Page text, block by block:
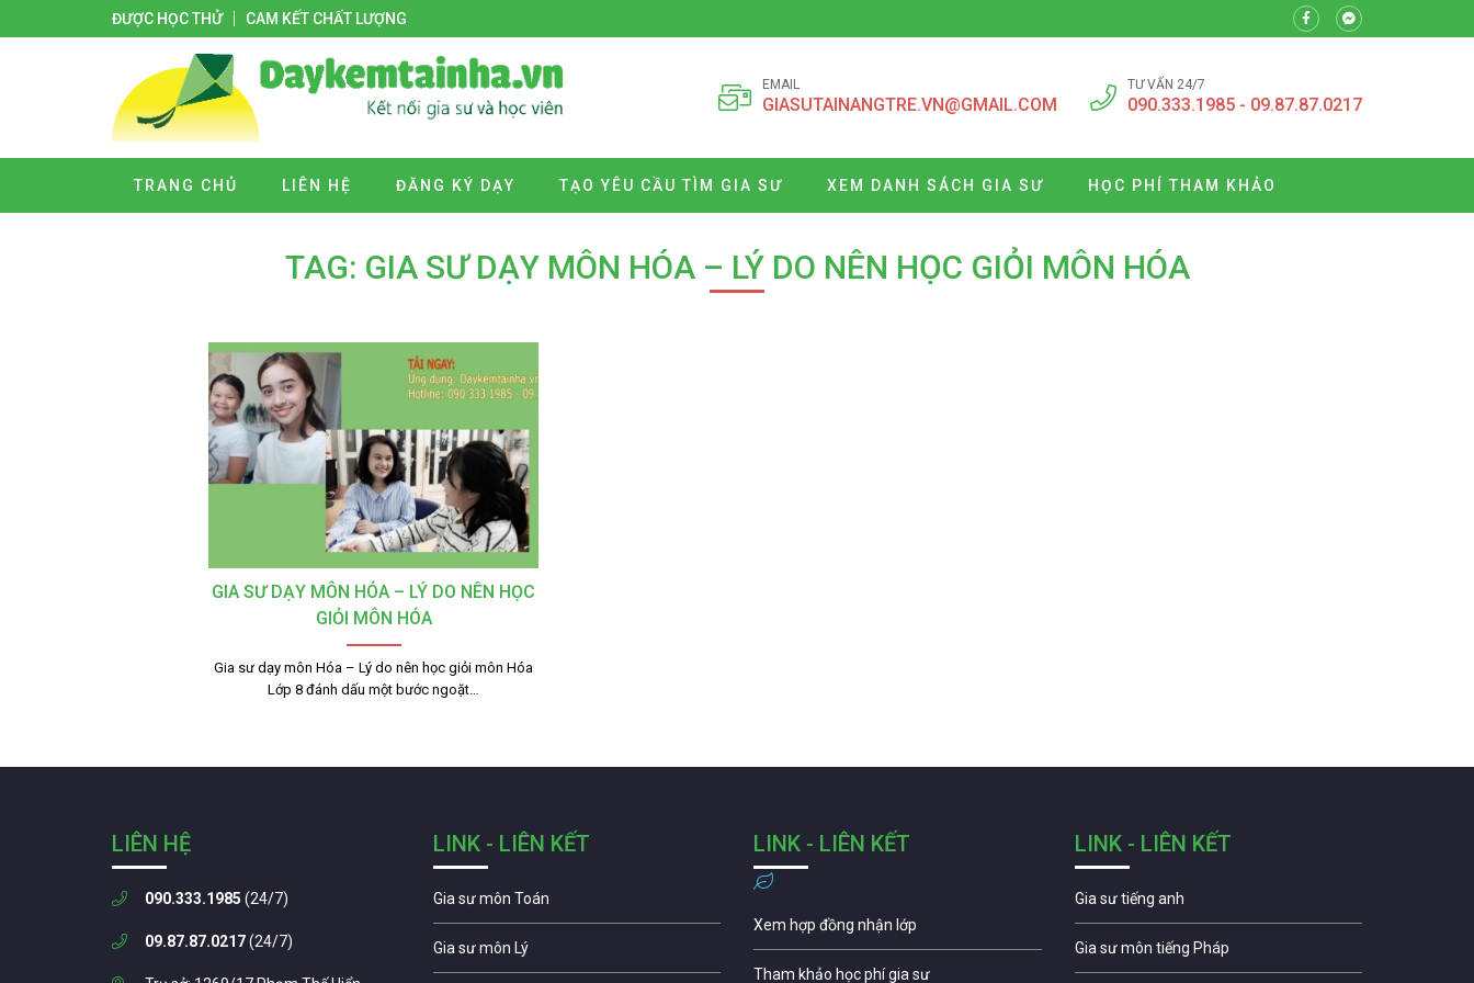
ĐƯỢC HỌC THỬ CAM KẾT CHẤT LƯỢNG
EMAIL
GIASUTAINANGTRE.VN@GMAIL.COM
TƯ VẤN 24/7
090.333.1985 - 09.87.87.0217
TRANG CHỦ LIÊN HỆ ĐĂNG KÝ DẠY TẠO YÊU CẦU TÌM GIA SƯ XEM DANH SÁCH GIA SƯ HỌC PHÍ THAM KHẢO
TAG: GIA SƯ DẠY MÔN HÓA – LÝ DO NÊN HỌC GIỎI MÔN HÓA
GIA SƯ DẠY MÔN HÓA – LÝ DO NÊN HỌC
GIỎI MÔN HÓA
Gia sư dạy môn Hóa – Lý do nên học giỏi môn Hóa
Lớp 8 đánh dấu một bước ngoặt…
LIÊN HỆ
090.333.1985 (24/7)
09.87.87.0217(24/7)
LINK - LIÊN KẾT
Gia sư môn Toán
Gia sư môn Lý
LINK - LIÊN KẾT
Xem hợp đồng nhận lớp
Tham khảo học phí gia sư
LINK - LIÊN KẾT
Gia sư tiếng anh
Gia sư môn tiếng Pháp